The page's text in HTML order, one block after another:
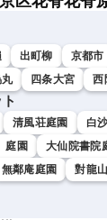
出町柳 京都市
四条大宮 西
清風荘庭園
白
庭園
大仙院書院
無鄰庵庭園 對龍